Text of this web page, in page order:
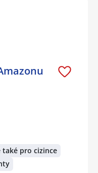
také pro cizince